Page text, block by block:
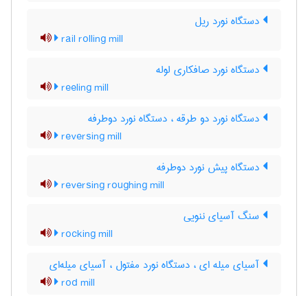
دستگاه نورد ریل
rail rolling mill
دستگاه نورد صافکاری لوله
reeling mill
دستگاه نورد دو طرقه ، دستگاه نورد دوطرفه
reversing mill
دستگاه پیش نورد دوطرفه
reversing roughing mill
سنگ آسیای ننویی
rocking mill
آسیای میله ای ، دستگاه نورد مفتول ، آسیای میله‌ای
rod mill